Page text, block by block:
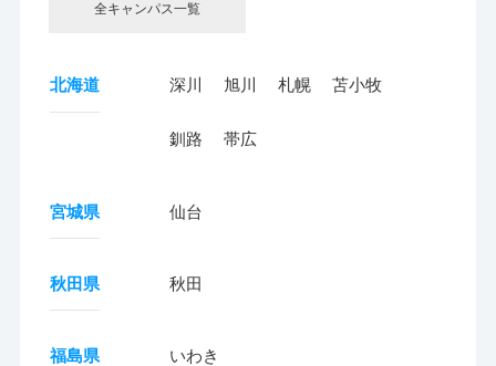
全キャンパス一覧
北海道 深川 旭川 札幌 苫小牧
釧路 帯広
宮城県 仙台
秋田県 秋田
福島県 いわき